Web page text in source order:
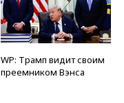
WP: Трамп видит своим
преемником Вэнса